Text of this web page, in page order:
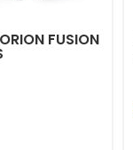
FUSION